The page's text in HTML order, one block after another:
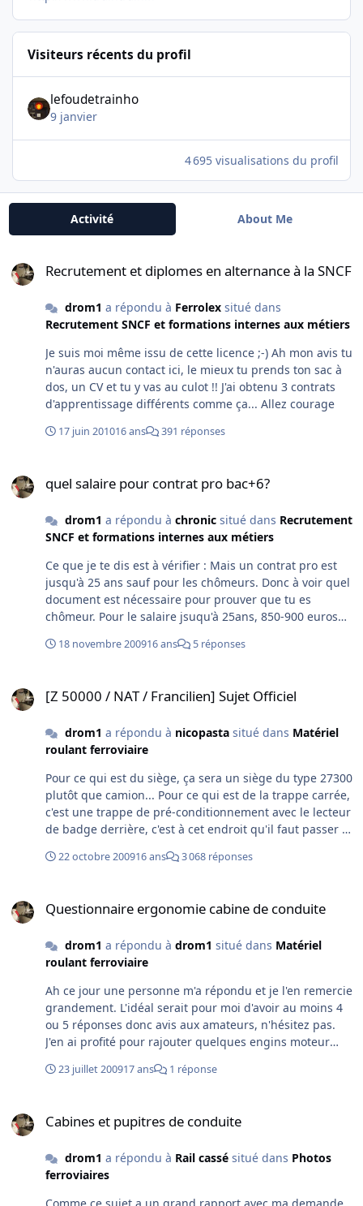
Visiteurs récents du profil
lefoudetrainho
9 janvier
4 695 visualisations du profil
Activité About Me
Recrutement et diplomes en alternance à la SNCF
drom1 a répondu à Ferrolexsitué dans
Recrutement SNCF et formations internes aux métiers
Je suis moi même issu de cette licence ;-) Ah mon avis tu
n'auras aucun contact ici, le mieux tu prends ton sac à
dos, un CV et tu y vas au culot !! J'ai obtenu 3 contrats
d'apprentissage différents comme ça... Allez courage
17 juin 201016 ans 391 réponses
quel salaire pour contrat pro bac+6?
drom1 a répondu à chronicsitué dans Recrutement
SNCF et formations internes aux métiers
Ce que je te dis est à vérifier : Mais un contrat pro est
jusqu'à 25 ans sauf pour les chômeurs. Donc à voir quel
document est nécessaire pour prouver que tu es
chômeur. Pour le salaire jsuqu'à 25ans, 850-900 euros
mais plus basé sur le smic mais sur le poste visé ou
18 novembre 200916 ans 5 réponses
[Z 50000 / NAT / Francilien] Sujet Officiel
drom1 a répondu à nicopastasitué dans Matériel
roulant ferroviaire
Pour ce qui est du siège, ça sera un siège du type 27300
plutôt que camion... Pour ce qui est de la trappe carrée,
c'est une trappe de pré-conditionnement avec le lecteur
de badge derrière, c'est à cet endroit qu'il faut passer le
Carmillion). Mais il y a aussi la possibilité d'ouvrir la NAT
22 octobre 200916 ans 3 068 réponses
Questionnaire ergonomie cabine de conduite
drom1 a répondu à drom1 situé dans Matériel
roulant ferroviaire
Ah ce jour une personne m'a répondu et je l'en remercie
grandement. L'idéal serait pour moi d'avoir au moins 4
ou 5 réponses donc avis aux amateurs, n'hésitez pas.
J'en ai profité pour rajouter quelques engins moteur
tous. questionnaire_vide.xls
23 juillet 200917 ans 1 réponse
Cabines et pupitres de conduite
drom1 a répondu à Rail cassésitué dans Photos
ferroviaires